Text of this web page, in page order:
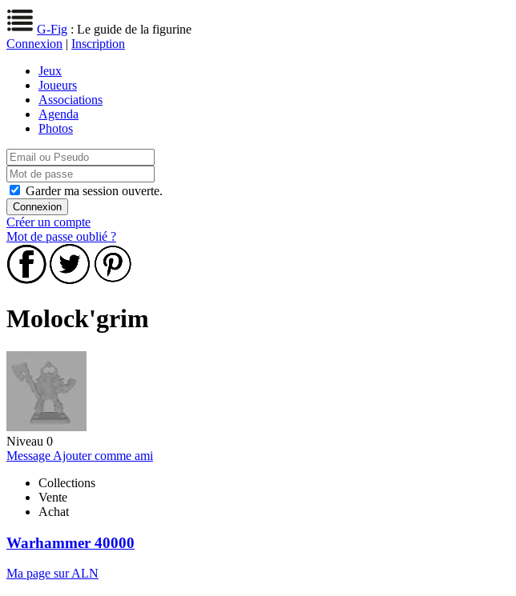
G-Fig : Le guide de la figurine
Connexion | Inscription
Jeux
Joueurs
Associations
Agenda
Photos
Garder ma session ouverte.
Créer un compte
Mot de passe oublié ?
Molock'grim
Niveau 0
Message Ajouter comme ami
Collections
Vente
Achat
Warhammer 40000
Ma page sur ALN